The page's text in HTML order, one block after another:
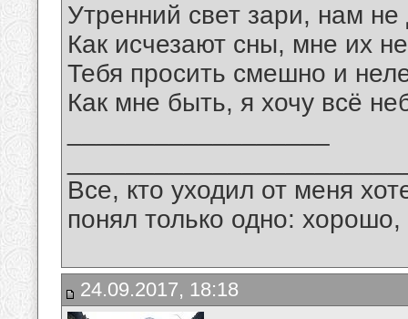
Утренний свет зари, нам не
Как исчезают сны, мне их
Тебя просить смешно и
Как мне быть, я хочу всё
Все, кто уходил от меня
понял только одно:
24.09.2017, 18:18